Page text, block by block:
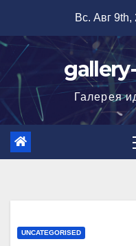
содержимому
Вс. Авг 9th,
Галерея
UNCATEGORISED